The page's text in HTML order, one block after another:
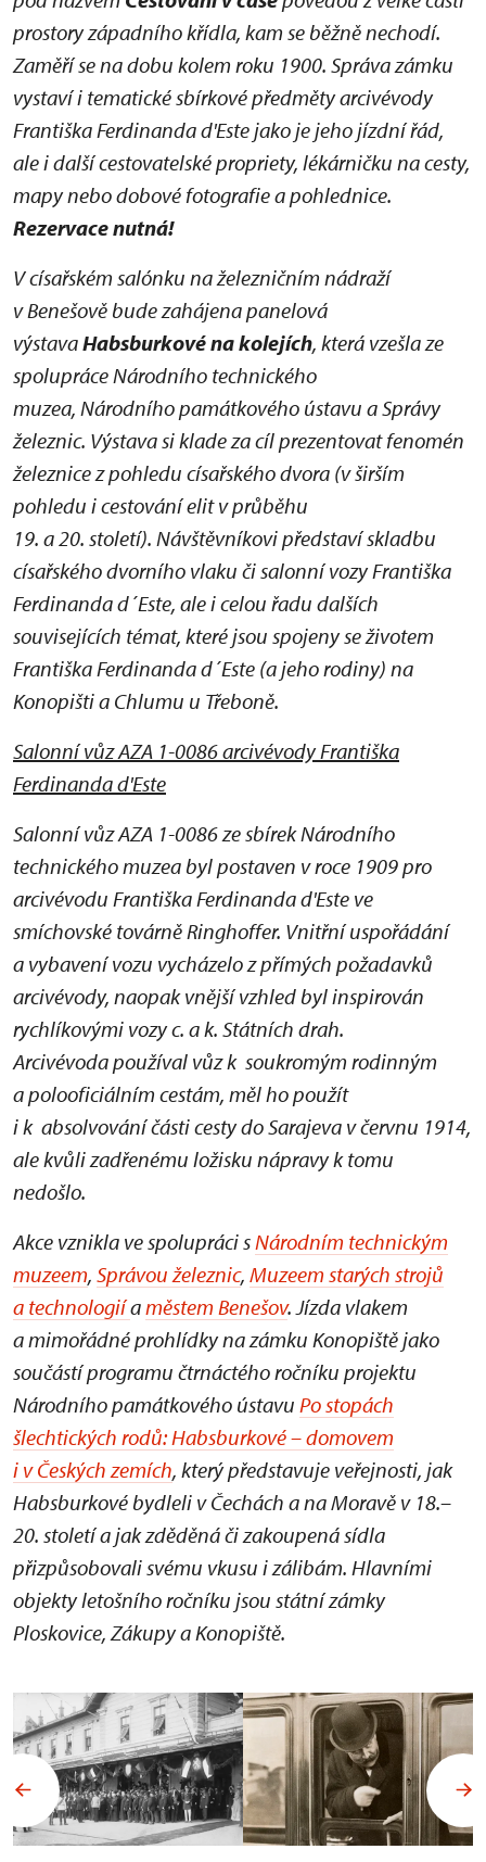
prostory západního křídla, kam se běžně nechodí.
Zaměří se na dobu kolem roku 1900. Správa zámku
vystaví i tematické sbírkové předměty arcivévody
Františka Ferdinanda d'Este jako je jeho jízdní řád,
ale i další cestovatelské propriety, lékárničku na cesty,
mapy nebo dobové fotografie a pohlednice.
Rezervace nutná!
V císařském salónku na železničním nádraží
v Benešově bude zahájena panelová
výstavaHabsburkové na kolejích, která vzešla ze
spolupráce Národního technického
muzea, Národního památkového ústavu a Správy
železnic. Výstava si klade za cíl prezentovat fenomén
železnice z pohledu císařského dvora (v širším
pohledu i cestování elit v průběhu
19. a 20. století). Návštěvníkovi představí skladbu
císařského dvorního vlaku či salonní vozy Františka
Ferdinanda d´Este, ale i celou řadu dalších
souvisejících témat, které jsou spojeny se životem
Františka Ferdinanda d´Este (a jeho rodiny) na
Konopišti a Chlumu u Třeboně.
Salonní vůz AZA 1-0086 arcivévody Františka
Ferdinanda d'Este
Salonní vůz AZA 1-0086 ze sbírek Národního
technického muzea byl postaven v roce 1909 pro
arcivévodu Františka Ferdinanda d'Este ve
smíchovské továrně Ringhoffer. Vnitřní uspořádání
a vybavení vozu vycházelo z přímých požadavků
arcivévody, naopak vnější vzhled byl inspirován
rychlíkovými vozy c. a k. Státních drah.
Arcivévoda používal vůz k soukromým rodinným
a polooficiálním cestám, měl ho použít
i k absolvování části cesty do Sarajeva v červnu 1914,
ale kvůli zadřenému ložisku nápravy k tomu
nedošlo.
Akce vznikla ve spolupráci sNárodním technickým
muzeem, Správou železnic, Muzeem starých strojů
a technologiíaměstem Benešov. Jízda vlakem
a mimořádné prohlídky na zámku Konopiště jako
součástí programu čtrnáctého ročníku projektu
Národního památkového ústavu Po stopách
šlechtických rodů: Habsburkové – domovem
i v Českých zemích, který představuje veřejnosti, jak
Habsburkové bydleli v Čechách a na Moravě v 18.–
20. století a jak zděděná či zakoupená sídla
přizpůsobovali svému vkusu i zálibám. Hlavními
objekty letošního ročníku jsou státní zámky
Ploskovice, Zákupy a Konopiště.